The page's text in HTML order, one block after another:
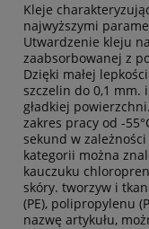
Kleje
najwyższymi
Utwardzenie kleju
zaabsorbowanej z
Dzięki małej
szczelin do 0,1 mm.
gładkiej
zakres pracy od -
sekund w
kategorii można
kauczuku
skóry. tworzyw i
(PE), polipropylenu
nazwę artykułu,